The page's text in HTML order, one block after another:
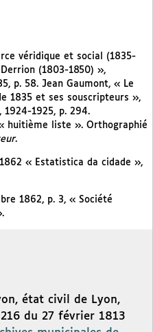
véridique et social (1835-
(1803-1850) »,
p. 58. Jean Gaumont, « Le
1835 et ses souscripteurs »,
, 1924-1925, p. 294.
huitième liste ». Orthographié
.
« Estatistica da cidade »,
1862, p. 3, « Société
état civil de Lyon,
du 27 février 1813